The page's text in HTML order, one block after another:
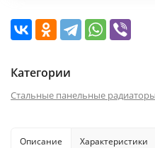
Категории
Стальные панельные радиаторы
Описание Характеристики